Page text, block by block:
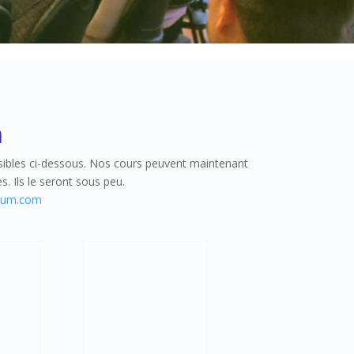
ci-dessous. Nos cours peuvent maintenant
Ils le seront sous peu.